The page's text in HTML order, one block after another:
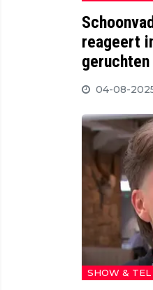
reageert
geruchten
04-08-
SHOW & TEL